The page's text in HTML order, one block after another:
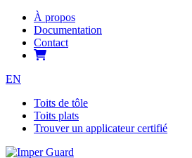
À propos
Documentation
Contact
EN
Toits de tôle
Toits plats
Trouver un applicateur certifié